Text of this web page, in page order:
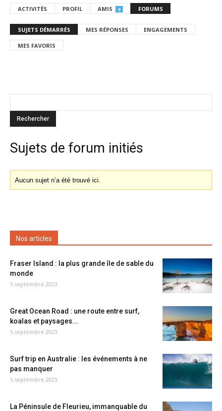
ACTIVITÉS PROFIL AMIS 0 FORUMS
SUJETS DÉMARRÉS MES RÉPONSES ENGAGEMENTS
MES FAVORIS
Sujets de forum initiés
Aucun sujet n’a été trouvé ici.
Nos articles
Fraser Island : la plus grande île de sable du
monde
5 septembre 2023
Great Ocean Road : une route entre surf,
koalas et paysages...
5 septembre 2023
Surf trip en Australie : les événements à ne
pas manquer
5 septembre 2023
La Péninsule de Fleurieu, immanquable du